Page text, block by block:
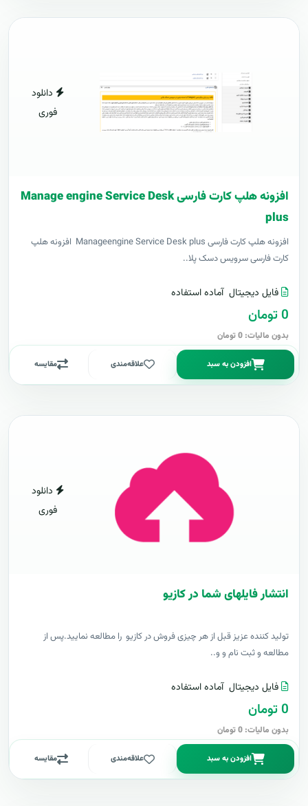
دانلود
فوری
افزونه هلپ کارت فارسی Manage engine Service Desk
plus
افزونه هلپ کارت فارسی Manageengine Service Desk plus افزونه هلپ
کارت فارسی سرویس دسک پلا..
فایل دیجیتال آماده استفاده
0 تومان
بدون مالیات: 0 تومان
افزودن به سبد علاقه‌مندی مقایسه
دانلود
فوری
انتشار فایلهای شما در کازیو
توليد کننده عزيز قبل از هر چیزی فروش در کازیو را مطالعه نمایید.پس از
مطالعه و ثبت نام و و..
فایل دیجیتال آماده استفاده
0 تومان
بدون مالیات: 0 تومان
افزودن به سبد علاقه‌مندی مقایسه